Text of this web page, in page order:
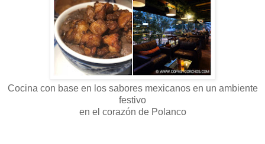
Cocina con base en los sabores mexicanos en un ambiente
festivo
en el corazón de Polanco